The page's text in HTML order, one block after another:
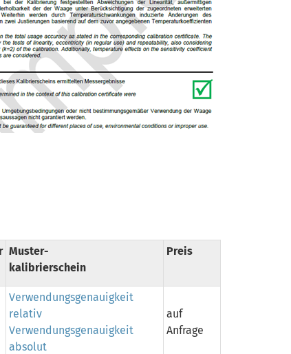
Muster-
kalibrierschein
Preis
Verwendungsgenauigkeit
relativ
Verwendungsgenauigkeit
absolut
auf
Anfrage